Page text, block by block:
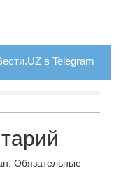
в Telegram
Обязательные